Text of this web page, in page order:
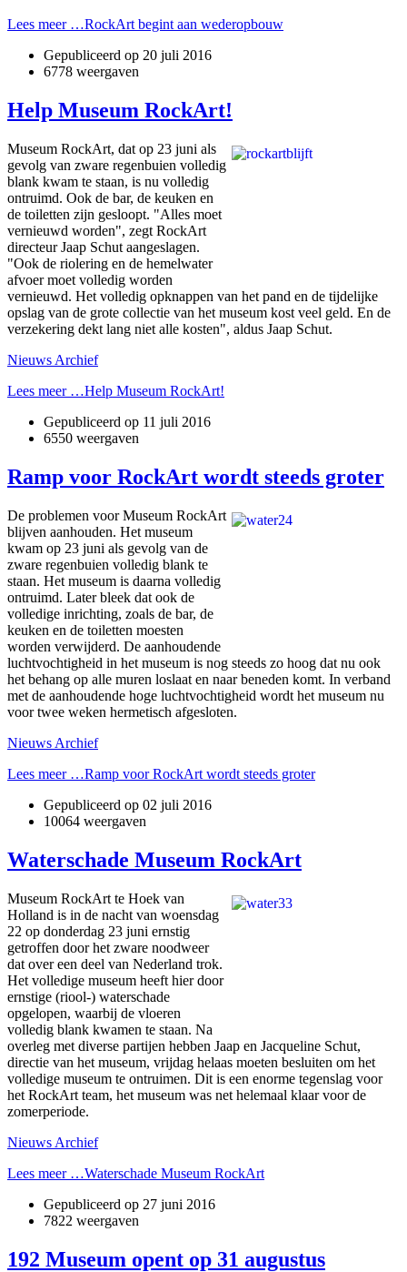
Lees meer …RockArt begint aan wederopbouw
Gepubliceerd op 20 juli 2016
6778 weergaven
Help Museum RockArt!
Museum RockArt, dat op 23 juni als
gevolg van zware regenbuien volledig
blank kwam te staan, is nu volledig
ontruimd. Ook de bar, de keuken en
de toiletten zijn gesloopt. "Alles moet
vernieuwd worden", zegt RockArt
directeur Jaap Schut aangeslagen.
"Ook de riolering en de hemelwater
afvoer moet volledig worden
vernieuwd. Het volledig opknappen van het pand en de tijdelijke
opslag van de grote collectie van het museum kost veel geld. En de
verzekering dekt lang niet alle kosten", aldus Jaap Schut.
Nieuws Archief
Lees meer …Help Museum RockArt!
Gepubliceerd op 11 juli 2016
6550 weergaven
Ramp voor RockArt wordt steeds groter
De problemen voor Museum RockArt
blijven aanhouden. Het museum
kwam op 23 juni als gevolg van de
zware regenbuien volledig blank te
staan. Het museum is daarna volledig
ontruimd. Later bleek dat ook de
volledige inrichting, zoals de bar, de
keuken en de toiletten moesten
worden verwijderd. De aanhoudende
luchtvochtigheid in het museum is nog steeds zo hoog dat nu ook
het behang op alle muren loslaat en naar beneden komt. In verband
met de aanhoudende hoge luchtvochtigheid wordt het museum nu
voor twee weken hermetisch afgesloten.
Nieuws Archief
Lees meer …Ramp voor RockArt wordt steeds groter
Gepubliceerd op 02 juli 2016
10064 weergaven
Waterschade Museum RockArt
Museum RockArt te Hoek van
Holland is in de nacht van woensdag
22 op donderdag 23 juni ernstig
getroffen door het zware noodweer
dat over een deel van Nederland trok.
Het volledige museum heeft hier door
ernstige (riool-) waterschade
opgelopen, waarbij de vloeren
volledig blank kwamen te staan. Na
overleg met diverse partijen hebben Jaap en Jacqueline Schut,
directie van het museum, vrijdag helaas moeten besluiten om het
volledige museum te ontruimen. Dit is een enorme tegenslag voor
het RockArt team, het museum was net helemaal klaar voor de
zomerperiode.
Nieuws Archief
Lees meer …Waterschade Museum RockArt
Gepubliceerd op 27 juni 2016
7822 weergaven
192 Museum opent op 31 augustus